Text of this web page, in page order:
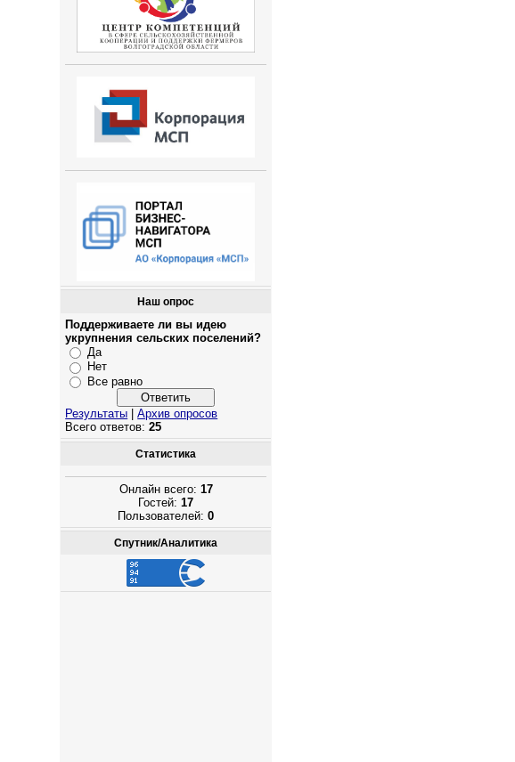
Наш опрос
Поддерживаете ли вы идею
укрупнения сельских поселений?
Да
Нет
Все равно
Результаты |Архив опросов
Всего ответов:25
Статистика
Онлайн всего: 17
Гостей:17
Пользователей:0
Спутник/Аналитика